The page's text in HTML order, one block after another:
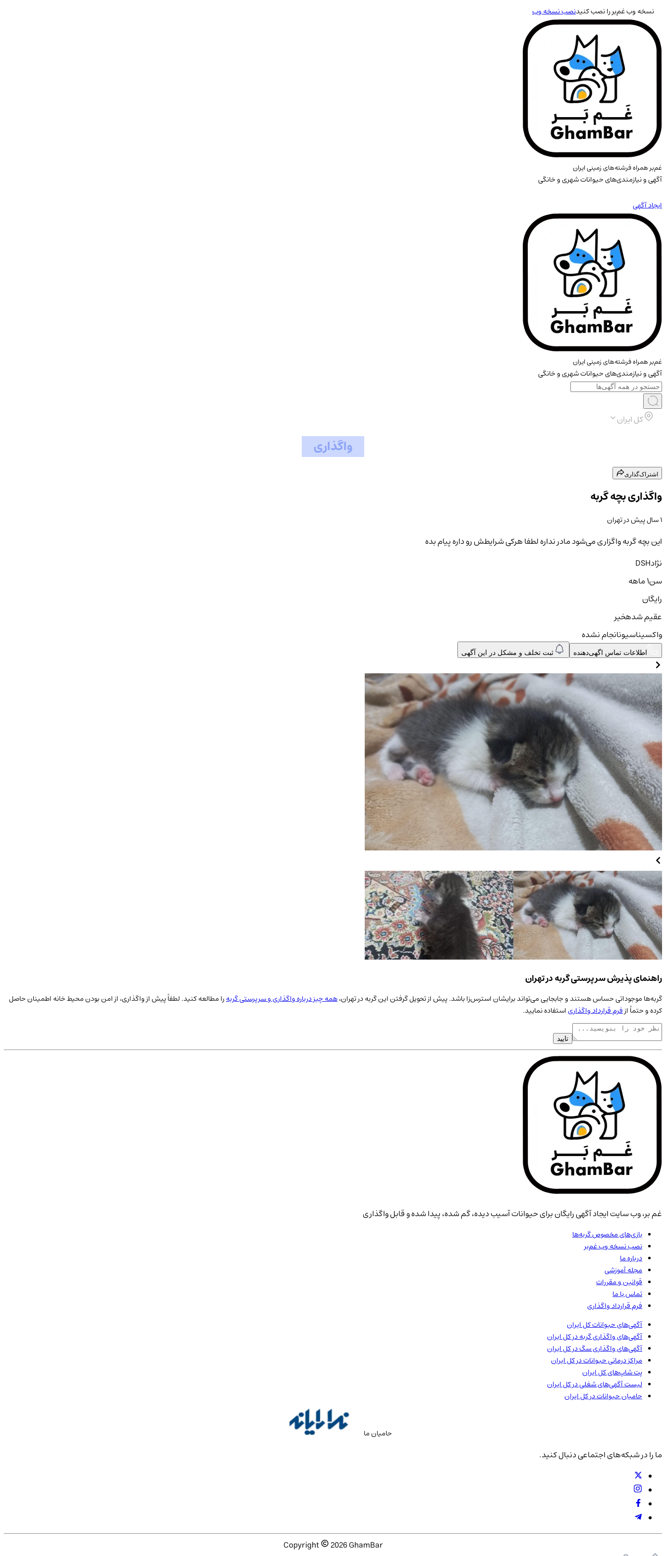
نسخه وب غم‌بر را نصب کنیدنصب نسخه وب
غم‌بر همراه فرشته‌های زمینی ایران
آگهی و نیازمندی‌های حیوانات شهری و خانگی
ایجاد آگهی
غم‌بر همراه فرشته‌های زمینی ایران
آگهی و نیازمندی‌های حیوانات شهری و خانگی
کل ایران
واگذاری
اشتراک‌گذاری
واگذاری بچه گربه
۱ سال پیش درتهران
این بچه گربه واگزاری می‌شود مادر نداره لطفا هرکی شرایطش رو داره پیام بده
نژادDSH
سن۱ ماهه
رایگان
عقیم شدهخیر
واکسیناسیونانجام نشده
اطلاعات تماس اگهی‌دهنده ثبت تخلف و مشکل در این آگهی
راهنمای پذیرش سرپرستی گربه در تهران
گربه‌ها موجوداتی حساس هستند و جابجایی می‌تواند برایشان استرس‌زا باشد. پیش از تحویل گرفتن این گربه درتهران،همه چیز درباره واگذاری و سرپرستی گربهرا مطالعه کنید. لطفاً پیش از واگذاری، از امن بودن محیط خانه اطمینان حاصل
کرده و حتماً ازفرم قرارداد واگذاریاستفاده نمایید.
تایید
غم بر، وب سایت ایجاد آگهی رایگان برای حیوانات آسیب دیده، گم شده، پیدا شده و قابل واگذاری
بازی‌های مخصوص گربه‌ها
نصب نسخه وب غم‌بر
درباره ما
مجله آموزشی
قوانین و مقررات
تماس با ما
فرم قرارداد واگذاری
آگهی‌های حیواناتکل ایران
آگهی‌های واگذاری گربه درکل ایران
آگهی‌های واگذاری سگ درکل ایران
مراکز درمانی حیوانات درکل ایران
پت شاپ‌هایکل ایران
لیست آگهی‌های شغلی درکل ایران
حامیان حیوانات درکل ایران
حامیان ما
ما را در شبکه‌های اجتماعی دنبال کنید.
Copyright 2026GhamBar